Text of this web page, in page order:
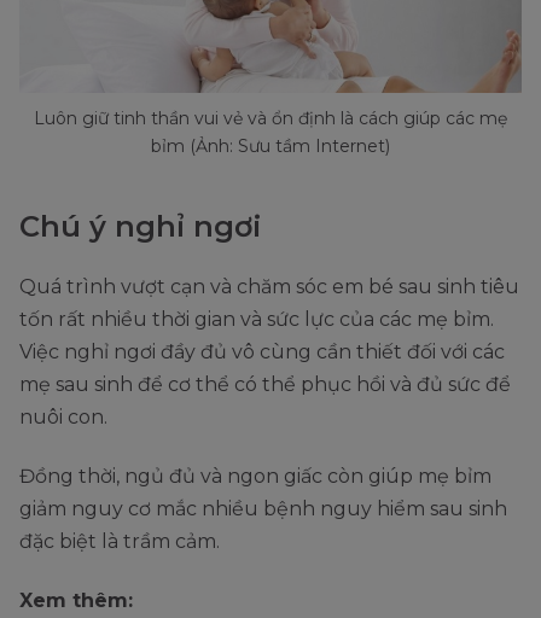
Luôn giữ tinh thần vui vẻ và ổn định là cách giúp các mẹ
bỉm (Ảnh: Sưu tầm Internet)
Chú ý nghỉ ngơi
Quá trình vượt cạn và chăm sóc em bé sau sinh tiêu
tốn rất nhiều thời gian và sức lực của các mẹ bỉm.
Việc nghỉ ngơi đầy đủ vô cùng cần thiết đối với các
mẹ sau sinh để cơ thể có thể phục hồi và đủ sức để
nuôi con.
Đồng thời, ngủ đủ và ngon giấc còn giúp mẹ bỉm
giảm nguy cơ mắc nhiều bệnh nguy hiểm sau sinh
đặc biệt là trầm cảm.
Xem thêm: